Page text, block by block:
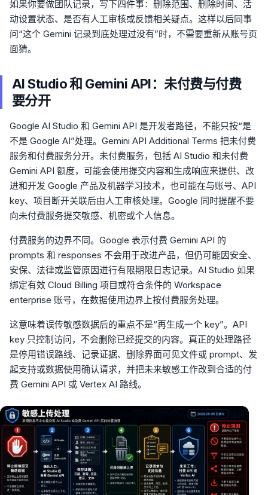
如果你要做团队记录，写下四件事：删除范围、删除时间、活
动设置状态、是否有人工审核或反馈相关疑点。这样以后同事
问“这个 Gemini 记录到底处理过没有”时，不需要重新从账号页
面猜。
AI Studio 和 Gemini API：未付费与付费
要分开
Google AI Studio 和 Gemini API 是开发者路径，不能只按“是
不是 Google AI”处理。Gemini API Additional Terms 把未付费
服务和付费服务分开。未付费服务，包括 AI Studio 和未付费
Gemini API 额度，可能会使用提交内容和生成响应来提供、改
进和开发 Google 产品及机器学习技术，也可能在与账号、API
key、项目断开关联后由人工审核处理。Google 同时提醒不要
向未付费服务提交敏感、机密或个人信息。
付费服务的边界不同。Google 表示付费 Gemini API 的
prompts 和 responses 不会用于改进产品，但仍可能因安全、
安保、法律或监管原因进行有限期限日志记录。AI Studio 如果
绑定有效 Cloud Billing 项目或符合条件的 Workspace
enterprise 账号，在数据使用边界上按付费服务处理。
这意味着误传敏感数据后的重点不是“再生成一个 key”。API
key 只控制访问，不会删除已经提交的内容。真正的处理路径
是停用错误路线、记录证据、删除界面可见文件或 prompt、发
起支持或数据使用确认请求，并把未来敏感工作改到合适的付
费 Gemini API 或 Vertex AI 路线。